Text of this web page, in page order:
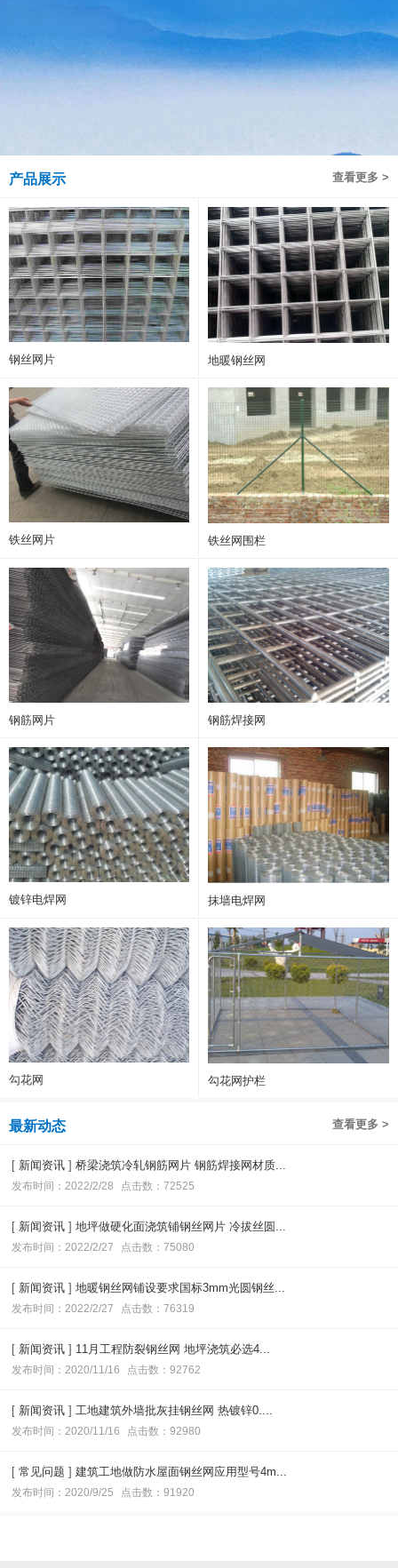
查看更多 >
产品展示
钢丝网片 地暖钢丝网
铁丝网片 铁丝网围栏
钢筋网片 钢筋焊接网
镀锌电焊网 抹墙电焊网
勾花网 勾花网护栏
查看更多 >
最新动态
[ 新闻资讯 ] 桥梁浇筑冷轧钢筋网片 钢筋焊接网材质...
发布时间：2022/2/28 点击数：72525
[ 新闻资讯 ] 地坪做硬化面浇筑铺钢丝网片 冷拔丝圆...
发布时间：2022/2/27 点击数：75080
[ 新闻资讯 ] 地暖钢丝网铺设要求国标3mm光圆钢丝...
发布时间：2022/2/27 点击数：76319
[ 新闻资讯 ] 11月工程防裂钢丝网 地坪浇筑必选4...
发布时间：2020/11/16 点击数：92762
[ 新闻资讯 ] 工地建筑外墙批灰挂钢丝网 热镀锌0....
发布时间：2020/11/16 点击数：92980
[ 常见问题 ] 建筑工地做防水屋面钢丝网应用型号4m...
发布时间：2020/9/25 点击数：91920